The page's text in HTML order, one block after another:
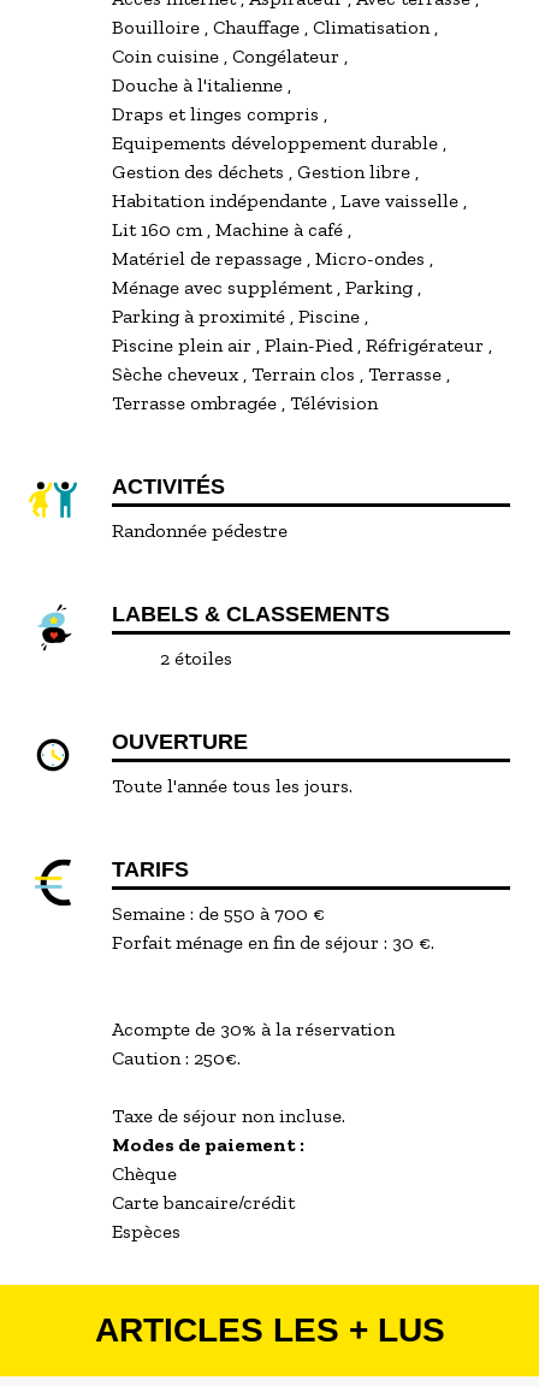
Bouilloire Chauffage Climatisation
Coin cuisine Congélateur
Douche à l'italienne
Draps et linges compris
Equipements développement durable
Gestion des déchets
Gestion libre
Habitation indépendante Lave vaisselle
Lit 160 cm Machine à café
Matériel de repassage Micro-ondes
Ménage avec supplément Parking
Parking à proximité Piscine
Piscine plein air Plain-Pied Réfrigérateur
Sèche cheveux Terrain clos
Terrasse
Terrasse ombragée Télévision
ACTIVITÉS
Randonnée pédestre
LABELS & CLASSEMENTS
2 étoiles
OUVERTURE
Toute l'année tous les jours.
TARIFS
Semaine : de 550 à 700 €
Forfait ménage en fin de séjour : 30 €.
Acompte de 30% à la réservation
Caution : 250€.
Taxe de séjour non incluse.
Modes de paiement :
Chèque
Carte bancaire/crédit
Espèces
ARTICLES LES + LUS